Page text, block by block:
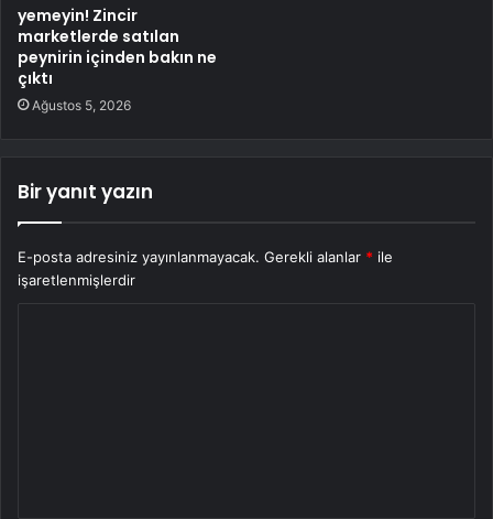
yemeyin! Zincir
marketlerde satılan
peynirin içinden bakın ne
çıktı
Ağustos 5, 2026
Bir yanıt yazın
E-posta adresiniz yayınlanmayacak. Gerekli alanlar * ile
işaretlenmişlerdir